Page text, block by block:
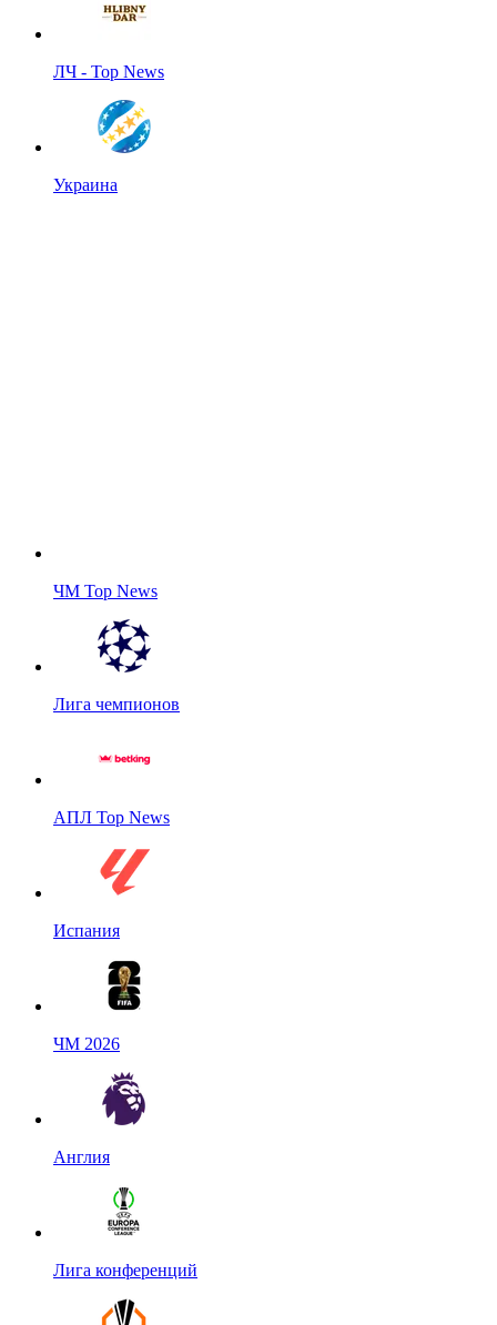
ЛЧ - Top News
Украина
ЧМ Top News
Лига чемпионов
АПЛ Top News
Испания
ЧМ 2026
Англия
Лига конференций